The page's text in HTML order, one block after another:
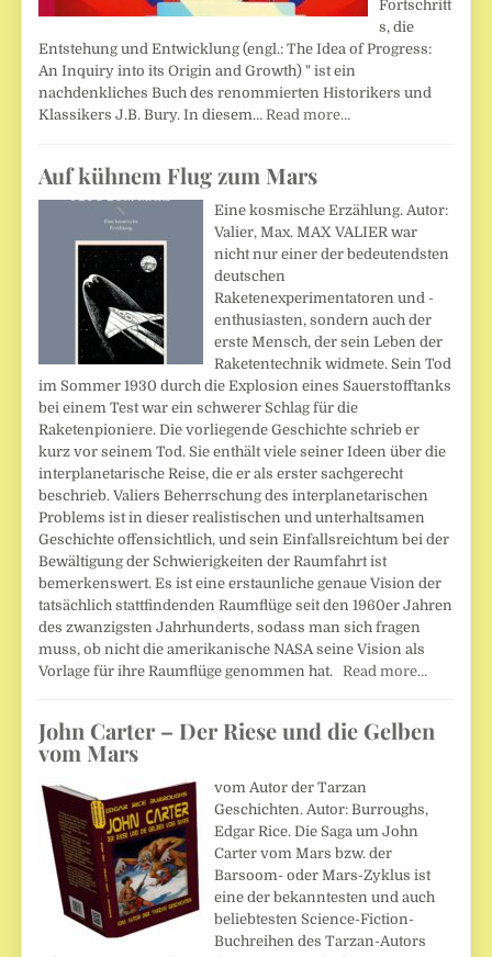
Fortschritt
s, die
Entstehung und Entwicklung (engl.: The Idea of Progress:
An Inquiry into its Origin and Growth) " ist ein
nachdenkliches Buch des renommierten Historikers und
Klassikers J.B. Bury. In diesem…Read more…
Auf kühnem Flug zum Mars
Eine kosmische Erzählung. Autor:
Valier, Max. MAX VALIER war
nicht nur einer der bedeutendsten
deutschen
Raketenexperimentatoren und -
enthusiasten, sondern auch der
erste Mensch, der sein Leben der
Raketentechnik widmete. Sein Tod
im Sommer 1930 durch die Explosion eines Sauerstofftanks
bei einem Test war ein schwerer Schlag für die
Raketenpioniere. Die vorliegende Geschichte schrieb er
kurz vor seinem Tod. Sie enthält viele seiner Ideen über die
interplanetarische Reise, die er als erster sachgerecht
beschrieb. Valiers Beherrschung des interplanetarischen
Problems ist in dieser realistischen und unterhaltsamen
Geschichte offensichtlich, und sein Einfallsreichtum bei der
Bewältigung der Schwierigkeiten der Raumfahrt ist
bemerkenswert. Es ist eine erstaunliche genaue Vision der
tatsächlich stattfindenden Raumflüge seit den 1960er Jahren
des zwanzigsten Jahrhunderts, sodass man sich fragen
muss, ob nicht die amerikanische NASA seine Vision als
Vorlage für ihre Raumflüge genommen hat. Read more…
John Carter – Der Riese und die Gelben
vom Mars
vom Autor der Tarzan
Geschichten. Autor: Burroughs,
Edgar Rice. Die Saga um John
Carter vom Mars bzw. der
Barsoom- oder Mars-Zyklus ist
eine der bekanntesten und auch
beliebtesten Science-Fiction-
Buchreihen des Tarzan-Autors